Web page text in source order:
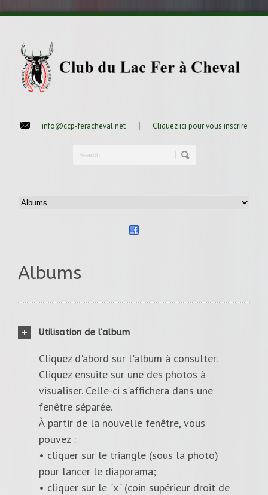
info@ccp-feracheval.net | Cliquez ici pour vous inscrire
Albums
Utilisation de l'album
Cliquez d'abord sur l'album à consulter.
Cliquez ensuite sur une des photos à
visualiser. Celle-ci s'affichera dans une
fenêtre séparée.
À partir de la nouvelle fenêtre, vous
pouvez :
• cliquer sur le triangle (sous la photo)
pour lancer le diaporama;
• cliquer sur le "x" (coin supérieur droit de